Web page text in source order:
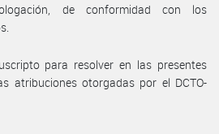
de conformidad con los
para resolver en las presentes
atribuciones otorgadas por el DCTO-